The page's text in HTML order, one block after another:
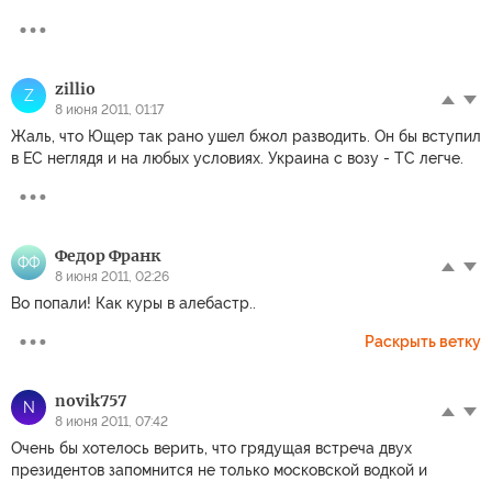
Z zillio
8 июня 2011, 01:17
Жаль, что Ющер так рано ушел бжол разводить. Он бы вступил
в ЕС неглядя и на любых условиях. Украина с возу - ТС легче.
ФФ Фeдор Франк
8 июня 2011, 02:26
Во попали! Как куры в алебастр..
Раскрыть ветку
N novik757
8 июня 2011, 07:42
Очень бы хотелось верить, что грядущая встреча двух
президентов запомнится не только московской водкой и